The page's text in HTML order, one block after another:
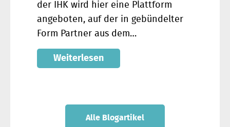
der IHK wird hier eine Plattform
angeboten, auf der in gebündelter
Form Partner aus dem…
Weiterlesen
Alle Blogartikel